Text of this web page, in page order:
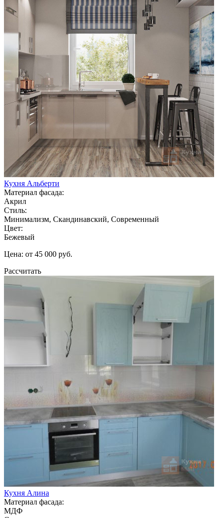
Кухня Альберти
Материал фасада:
Акрил
Стиль:
Минимализм, Скандинавский, Современный
Цвет:
Бежевый
Цена: от 45 000 руб.
Рассчитать
Кухня Алина
Материал фасада:
МДФ